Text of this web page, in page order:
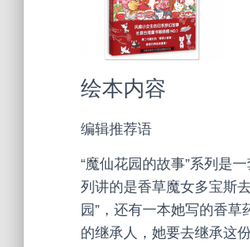
绘本内容
编辑推荐语
“魔仙花园的故事”系列是
列讲的是香草魔女多宝斯
园”，还有一本她写的香
的继承人，她要去继承这